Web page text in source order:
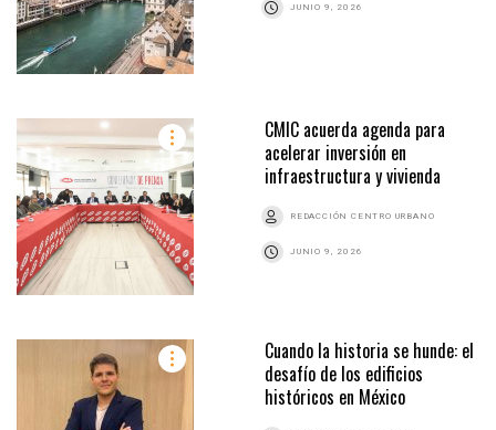
JUNIO 9, 2026
CMIC acuerda agenda para
acelerar inversión en
infraestructura y vivienda
REDACCIÓN CENTRO URBANO
JUNIO 9, 2026
Cuando la historia se hunde: el
desafío de los edificios
históricos en México